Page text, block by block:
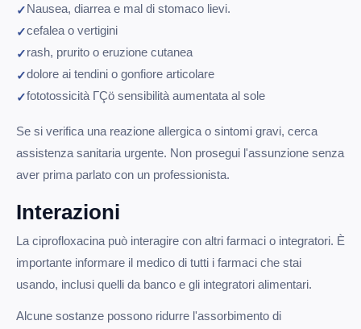
Nausea, diarrea e mal di stomaco lievi.
cefalea o vertigini
rash, prurito o eruzione cutanea
dolore ai tendini o gonfiore articolare
fototossicità ΓÇö sensibilità aumentata al sole
Se si verifica una reazione allergica o sintomi gravi, cerca
assistenza sanitaria urgente. Non prosegui l'assunzione senza
aver prima parlato con un professionista.
Interazioni
La ciprofloxacina può interagire con altri farmaci o integratori. È
importante informare il medico di tutti i farmaci che stai
usando, inclusi quelli da banco e gli integratori alimentari.
Alcune sostanze possono ridurre l'assorbimento di